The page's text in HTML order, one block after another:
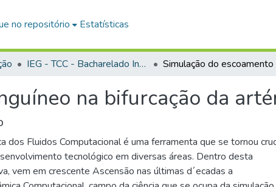
no repositório Estatísticas
IEG - TCC - Bacharelado Interdisciplinar em Ciência e Tecnologia
na bifurcação da
dos Fluidos Computacional é uma ferramenta que se tornou
tecnológico em diversas áreas. Dentro desta
vem em crescente Ascensão nas últimas d´ecadas a